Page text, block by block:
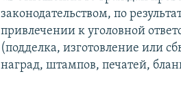
законодательством, по
привлечении к уголовной
(подделка, изготовление или
наград, штампов, печатей,